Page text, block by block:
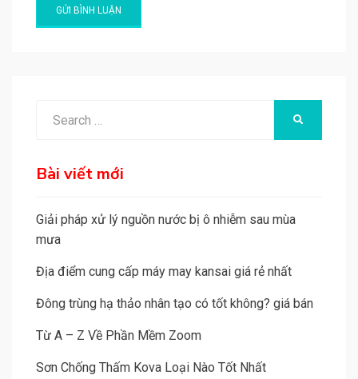
a
i
v
:
Bài viết mới
Giải pháp xử lý nguồn nước bị ô nhiễm sau mùa
mưa
Địa điểm cung cấp máy may kansai giá rẻ nhất
Đông trùng hạ thảo nhân tạo có tốt không? giá bán
Từ A – Z Về Phần Mềm Zoom
Sơn Chống Thấm Kova Loại Nào Tốt Nhất